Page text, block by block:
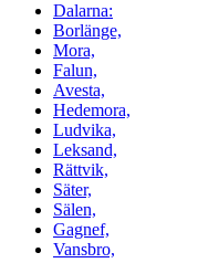
Dalarna:
Borlänge,
Mora,
Falun,
Avesta,
Hedemora,
Ludvika,
Leksand,
Rättvik,
Säter,
Sälen,
Gagnef,
Vansbro,